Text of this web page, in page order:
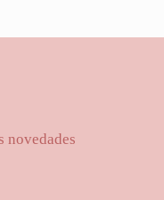
novedades